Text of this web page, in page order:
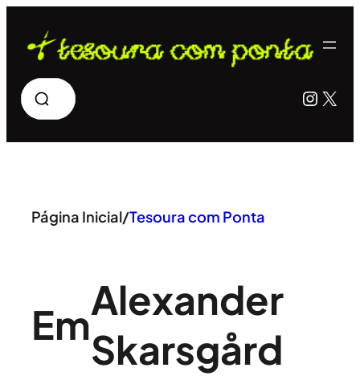
para
conteúdo
Pesquisar X
Página Inicial/Tesoura com Ponta
Em
Alexander
Skarsgård